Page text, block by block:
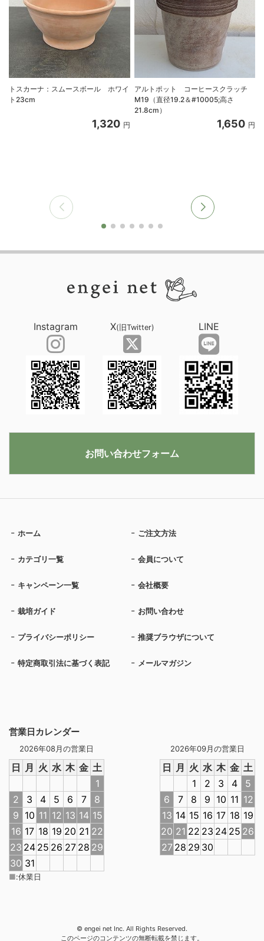
トスカーナ：スムースボール ホワイ
ト23cm
1,320 円
アルトポット コーヒースクラッチ
M19（直径19.2＆#10005;高さ
21.8cm）
1,650 円
営業日カレンダー
2026年08月の営業日
日 月 火 水 木 金 土
1
2
3 4 5 6 7
8
9 10 11 12 13 14 15
16 17 18 19 20 21 22
23 24 25 26 27 28 29
30 31
2026年09月の営業日
日 月 火 水 木 金 土
1
2 3 4
5
6
7 8 9 10 11 12
13 14 15 16 17 18 19
20 21 22 23 24 25 26
27 28 29 30
■:休業日
ホーム ご注文方法
カテゴリ一覧 会員について
キャンペーン一覧 会社概要
栽培ガイド お問い合わせ
プライバシーポリシー 推奨ブラウザについて
特定商取引法に基づく表記 メールマガジン
Instagram X(旧Twitter) LINE
お問い合わせフォーム
© engei net Inc. All Rights Reserved.
このページのコンテンツの無断転載を禁じます。